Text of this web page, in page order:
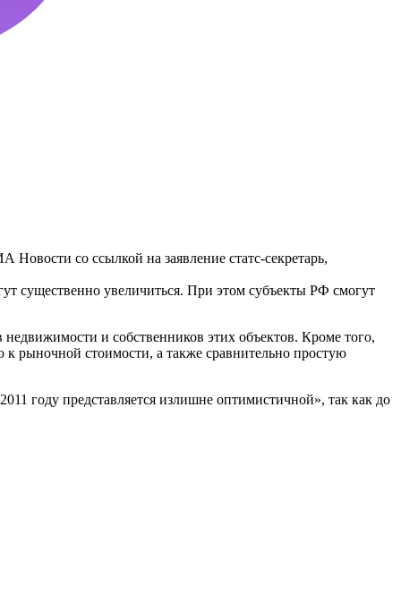
со ссылкой на заявление статс-секретарь,
существенно увеличиться. При этом субъекты РФ смогут
и собственников этих объектов. Кроме того,
рыночной стоимости, а также сравнительно простую
году представляется излишне оптимистичной», так как до